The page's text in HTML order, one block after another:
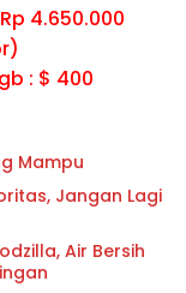
4.650.000
: $ 400
Mampu
Jangan Lagi
Air Bersih